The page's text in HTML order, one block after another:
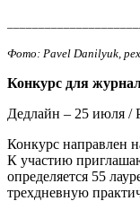
Фото: Pavel Danilyuk,
Конкурс для
Дедлайн – 25 июля /
Конкурс направлен
К участию
определяется 55
трехдневную